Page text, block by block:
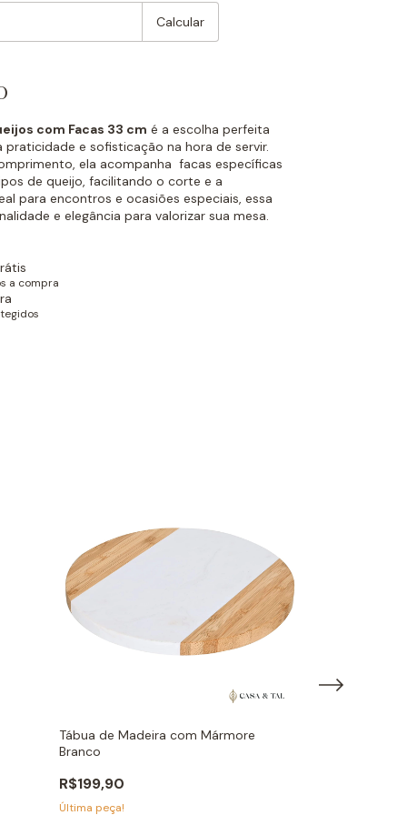
Calcular
com Facas 33 cm é a escolha perfeita
praticidade e sofisticação na hora de servir.
ela acompanha facas específicas
de queijo, facilitando o corte e a
para encontros e ocasiões especiais, essa
e elegância para valorizar sua mesa.
a compra
Tábua de Madeira com Mármore
Branco
R$199,90
Última peça!